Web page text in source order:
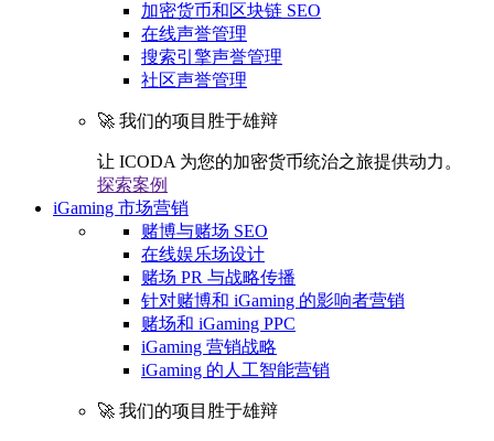
加密货币和区块链 SEO
在线声誉管理
搜索引擎声誉管理
社区声誉管理
🚀 我们的项目胜于雄辩
让 ICODA 为您的加密货币统治之旅提供动力。
探索案例
iGaming 市场营销
赌博与赌场 SEO
在线娱乐场设计
赌场 PR 与战略传播
针对赌博和 iGaming 的影响者营销
赌场和 iGaming PPC
iGaming 营销战略
iGaming 的人工智能营销
🚀 我们的项目胜于雄辩